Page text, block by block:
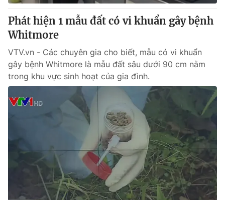
Phát hiện 1 mẫu đất có vi khuẩn gây bệnh
Whitmore
VTV.vn - Các chuyên gia cho biết, mẫu có vi khuẩn
gây bệnh Whitmore là mẫu đất sâu dưới 90 cm nằm
trong khu vực sinh hoạt của gia đình.